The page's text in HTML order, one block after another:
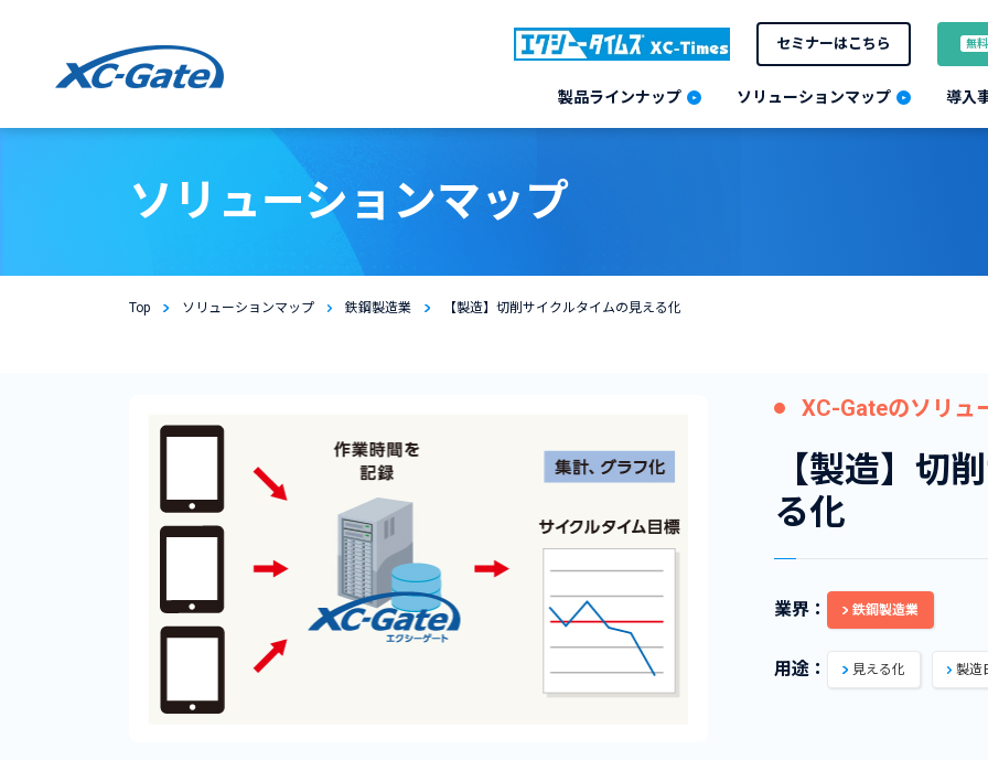
セミナーはこちら 無料
製品ラインナップ ソリューションマップ 導入
ソリューションマップ
Top ソリューションマップ 鉄鋼製造業 【製造】切削サイクルタイムの見える化
XC-Gateのソリュ
【製造】切
る化
業界： 鉄鋼製造業
用途： 見える化 製造